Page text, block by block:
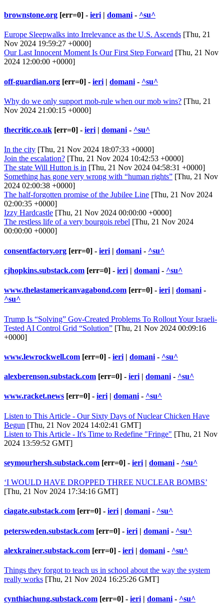
brownstone.org [err=0] - ieri | domani - ^su^
Europe Sleepwalks into Irrelevance as the U.S. Ascends [Thu, 21
Nov 2024 19:59:27 +0000]
Our Last Innocent Moment Is Our First Step Forward [Thu, 21 Nov
2024 12:00:00 +0000]
off-guardian.org [err=0] - ieri | domani - ^su^
Why do we only support mob-rule when our mob wins? [Thu, 21
Nov 2024 21:00:15 +0000]
thecritic.co.uk [err=0] - ieri | domani - ^su^
In the city [Thu, 21 Nov 2024 18:07:33 +0000]
Join the escalation? [Thu, 21 Nov 2024 10:42:53 +0000]
The state Will Hutton is in [Thu, 21 Nov 2024 04:58:31 +0000]
Something has gone very wrong with “human rights” [Thu, 21 Nov
2024 02:00:38 +0000]
The half-forgotten promise of the Jubilee Line [Thu, 21 Nov 2024
02:00:35 +0000]
Izzy Hardcastle [Thu, 21 Nov 2024 00:00:00 +0000]
The restless life of a very bourgois rebel [Thu, 21 Nov 2024
00:00:00 +0000]
consentfactory.org [err=0] - ieri | domani - ^su^
cjhopkins.substack.com [err=0] - ieri | domani - ^su^
www.thelastamericanvagabond.com [err=0] - ieri | domani -
^su^
Trump Is “Solving” Gov-Created Problems To Rollout Your Israeli-
Tested AI Control Grid “Solution” [Thu, 21 Nov 2024 00:09:16
+0000]
www.lewrockwell.com [err=0] - ieri | domani - ^su^
alexberenson.substack.com [err=0] - ieri | domani - ^su^
www.racket.news [err=0] - ieri | domani - ^su^
Listen to This Article - Our Sixty Days of Nuclear Chicken Have
Begun [Thu, 21 Nov 2024 14:02:41 GMT]
Listen to This Article - It's Time to Redefine "Fringe" [Thu, 21 Nov
2024 13:59:52 GMT]
seymourhersh.substack.com [err=0] - ieri | domani - ^su^
‘I WOULD HAVE DROPPED THREE NUCLEAR BOMBS’
[Thu, 21 Nov 2024 17:34:16 GMT]
ciagate.substack.com [err=0] - ieri | domani - ^su^
petersweden.substack.com [err=0] - ieri | domani - ^su^
alexkrainer.substack.com [err=0] - ieri | domani - ^su^
Things they forgot to teach us in school about the way the system
really works [Thu, 21 Nov 2024 16:25:26 GMT]
cynthiachung.substack.com [err=0] - ieri| domani- ^su^